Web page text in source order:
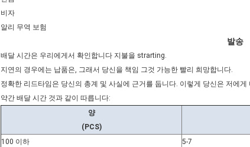
비자
알리 무역 보험
발송
배달 시간은 우리에게서 확인합니다 지불을 strarting.
지연의 경우에는 납품은, 그래서 당신을 책임 그것 가능한 빨리 희망합니다.
정확한 리드타임은 당신의 총계 및 사실에 근거를 둡니다. 이렇게 당신은 저에
약간 배달 시간 것과 같이 따릅니다:
양
(PCS)
100 이하
5-7